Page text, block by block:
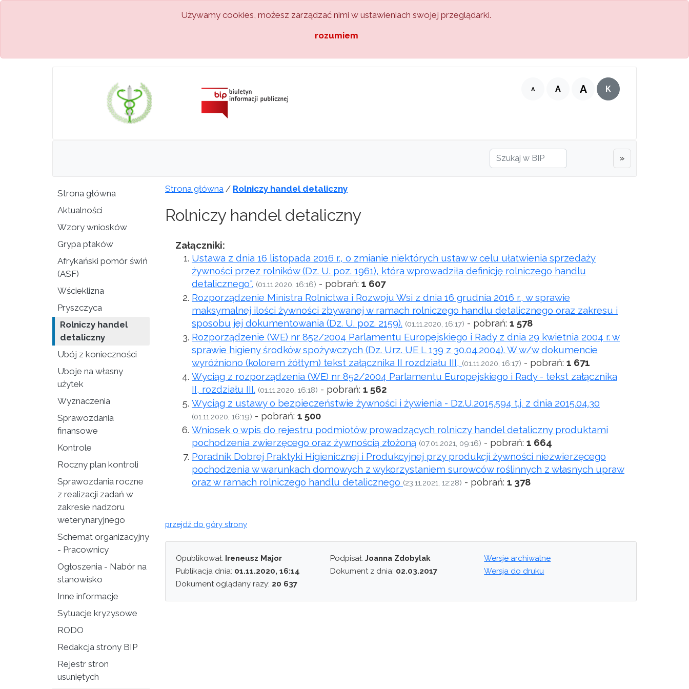
Używamy cookies, możesz zarządzać nimi w ustawieniach swojej przeglądarki.
rozumiem
A A A K
»
Strona główna
Aktualności
Wzory wniosków
Grypa ptaków
Afrykański pomór świń
(ASF)
Wścieklizna
Pryszczyca
Rolniczy handel
detaliczny
Ubój z konieczności
Uboje na własny
użytek
Wyznaczenia
Sprawozdania
finansowe
Kontrole
Roczny plan kontroli
Sprawozdania roczne
z realizacji zadań w
zakresie nadzoru
weterynaryjnego
Schemat organizacyjny
- Pracownicy
Ogłoszenia - Nabór na
stanowisko
Inne informacje
Sytuacje kryzysowe
RODO
Redakcja strony BIP
Rejestr stron
usuniętych
Strona główna / Rolniczy handel detaliczny
Rolniczy handel detaliczny
Załączniki:
Ustawa z dnia 16 listopada 2016 r., o zmianie niektórych ustaw w celu ułatwienia sprzedaży
żywności przez rolników (Dz. U. poz. 1961), która wprowadziła definicję rolniczego handlu
detalicznego". (01.11.2020, 16:16) - pobrań: 1 607
Rozporządzenie Ministra Rolnictwa i Rozwoju Wsi z dnia 16 grudnia 2016 r., w sprawie
maksymalnej ilości żywności zbywanej w ramach rolniczego handlu detalicznego oraz zakresu i
sposobu jej dokumentowania (Dz. U. poz. 2159). (01.11.2020, 16:17) - pobrań: 1 578
Rozporządzenie (WE) nr 852/2004 Parlamentu Europejskiego i Rady z dnia 29 kwietnia 2004 r. w
sprawie higieny środków spożywczych (Dz. Urz. UE L 139 z 30.04.2004). W w/w dokumencie
wyróżniono (kolorem żółtym) tekst załącznika II rozdziału III, (01.11.2020, 16:17) - pobrań: 1 671
Wyciąg z rozporządzenia (WE) nr 852/2004 Parlamentu Europejskiego i Rady - tekst załącznika
II, rozdziału III. (01.11.2020, 16:18) - pobrań: 1 562
Wyciąg z ustawy o bezpieczeństwie żywności i żywienia - Dz.U.2015.594 t.j. z dnia 2015.04.30
(01.11.2020, 16:19) - pobrań: 1 500
Wniosek o wpis do rejestru podmiotów prowadzących rolniczy handel detaliczny produktami
pochodzenia zwierzęcego oraz żywnością złożoną (07.01.2021, 09:16) - pobrań: 1 664
Poradnik Dobrej Praktyki Higienicznej i Produkcyjnej przy produkcji żywności niezwierzęcego
pochodzenia w warunkach domowych z wykorzystaniem surowców roślinnych z własnych upraw
oraz w ramach rolniczego handlu detalicznego (23.11.2021, 12:28) - pobrań: 1 378
przejdź do góry strony
Opublikował: Ireneusz Major
Publikacja dnia: 01.11.2020, 16:14
Dokument oglądany razy: 20 637
Podpisał: Joanna Zdobylak
Dokument z dnia: 02.03.2017
Wersje archiwalne
Wersja do druku